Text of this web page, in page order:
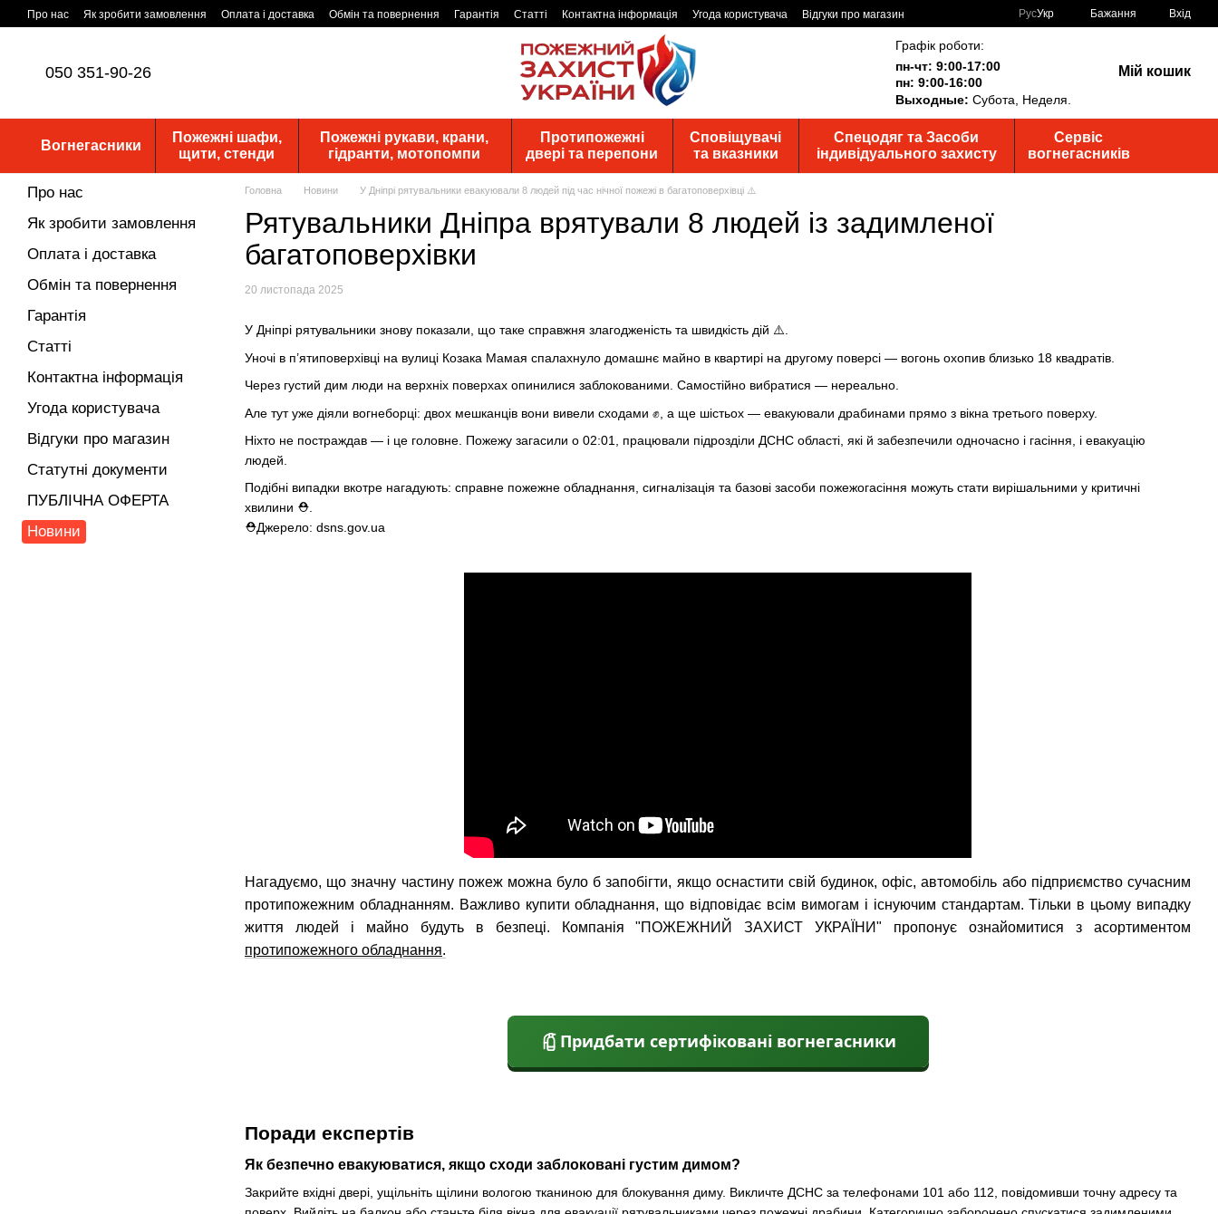
Перейти до основного контенту
Про нас Як зробити замовлення Оплата і доставка Обмін та повернення Гарантія Статті Контактна інформація Угода користувача
Відгуки про магазин
РусУкр Бажання Вхід
050 351-90-26
Графік роботи:
пн-чт: 9:00-17:00
пн: 9:00-16:00
Выходные: Субота, Неделя.
Мій кошик
Вогнегасники
Пожежні шафи,
щити, стенди
Пожежні рукави, крани,
гідранти, мотопомпи
Протипожежні
двері та перепони
Сповіщувачі
та вказники
Спецодяг та Засоби
індивідуального захисту
Сервіс
вогнегасників
Головна Новини У Дніпрі рятувальники евакуювали 8 людей під час нічної пожежі в багатоповерхівці ⚠️
Рятувальники Дніпра врятували 8 людей із задимленої
багатоповерхівки
20 листопада 2025
У Дніпрі рятувальники знову показали, що таке справжня злагодженість та швидкість дій ⚠️.
Уночі в п’ятиповерхівці на вулиці Козака Мамая спалахнуло домашнє майно в квартирі на другому поверсі — вогонь охопив близько 18 квадратів.
Через густий дим люди на верхніх поверхах опинилися заблокованими. Самостійно вибратися — нереально.
Але тут уже діяли вогнеборці: двох мешканців вони вивели сходами ✊, а ще шістьох — евакуювали драбинами прямо з вікна третього поверху.
Ніхто не постраждав — і це головне. Пожежу загасили о 02:01, працювали підрозділи ДСНС області, які й забезпечили одночасно і гасіння, і евакуацію
людей.
Подібні випадки вкотре нагадують: справне пожежне обладнання, сигналізація та базові засоби пожежогасіння можуть стати вирішальними у критичні
хвилини ⛑.
⛑Джерело: dsns.gov.ua
Нагадуємо, що значну частину пожеж можна було б запобігти, якщо оснастити свій будинок, офіс, автомобіль або підприємство сучасним
протипожежним обладнанням. Важливо купити обладнання, що відповідає всім вимогам і існуючим стандартам. Тільки в цьому випадку
життя людей і майно будуть в безпеці. Компанія "ПОЖЕЖНИЙ ЗАХИСТ УКРАЇНИ" пропонує ознайомитися з асортиментом
протипожежного обладнання.
Придбати сертифіковані вогнегасники
Поради експертів
Як безпечно евакуюватися, якщо сходи заблоковані густим димом?
Закрийте вхідні двері, ущільніть щілини вологою тканиною для блокування диму. Викличте ДСНС за телефонами 101 або 112, повідомивши точну адресу та
Про нас
Як зробити замовлення
Оплата і доставка
Обмін та повернення
Гарантія
Статті
Контактна інформація
Угода користувача
Відгуки про магазин
Статутні документи
ПУБЛІЧНА ОФЕРТА
Новини